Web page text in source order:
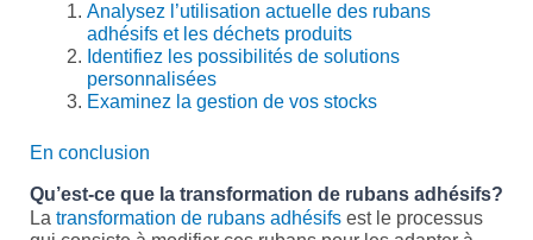
Analysez l’utilisation actuelle des rubans
adhésifs et les déchets produits
Identifiez les possibilités de solutions
personnalisées
Examinez la gestion de vos stocks
En conclusion
Qu’est-ce que la transformation de rubans adhésifs?
La transformation de rubans adhésifs est le processus